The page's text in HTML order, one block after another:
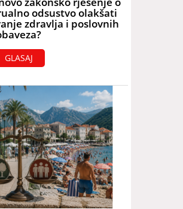
odsustvo olakšati
zdravlja i poslovnih
GLASAJ